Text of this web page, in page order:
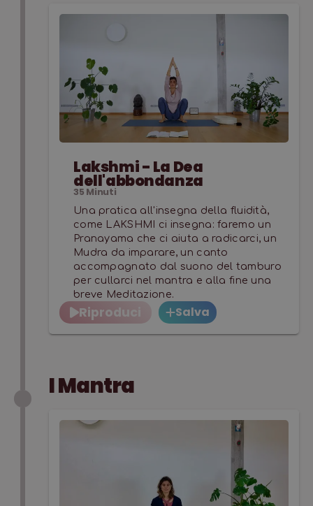
Lakshmi - La Dea
dell'abbondanza
35 Minuti
Una pratica all'insegna della fluidità,
come LAKSHMI ci insegna: faremo un
Pranayama che ci aiuta a radicarci, un
Mudra da imparare, un canto
accompagnato dal suono del tamburo
per cullarci nel mantra e alla fine una
breve Meditazione.
Riproduci Salva
I Mantra